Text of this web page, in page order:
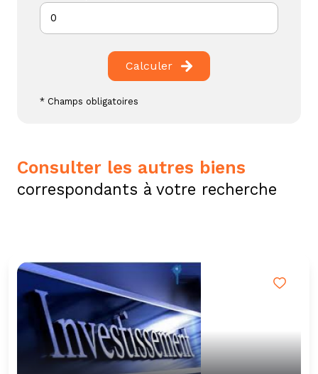
Calculer
* Champs obligatoires
consulter les autres biens
correspondants à votre recherche